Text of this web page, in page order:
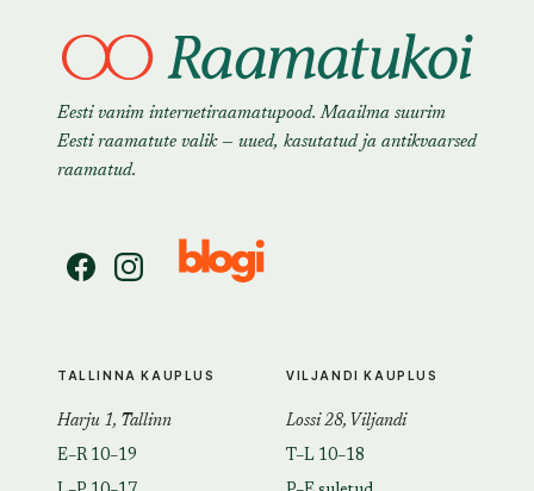
Eesti vanim internetiraamatupood. Maailma suurim
Eesti raamatute valik — uued, kasutatud ja antikvaarsed
raamatud.
TALLINNA KAUPLUS
Harju 1, Tallinn
E–R 10–19
VILJANDI KAUPLUS
Lossi 28, Viljandi
T–L 10–18